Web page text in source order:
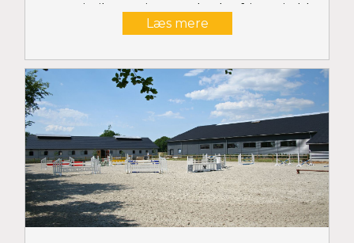
Horses i Nibe. Frej Horses beskæftiger sig bl.a.
med opdræt af både spring- og dressurheste.
Læs mere